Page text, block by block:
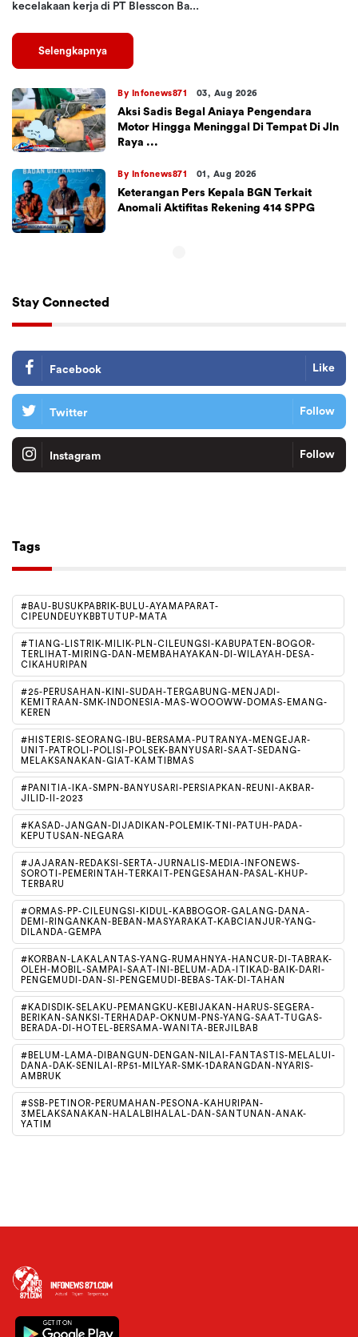
kecelakaan kerja di PT Blesscon Ba...
Selengkapnya
By Infonews871 03, Aug 2026
Aksi Sadis Begal Aniaya Pengendara
Motor Hingga Meninggal Di Tempat Di Jln
Raya ...
By Infonews871 01, Aug 2026
Keterangan Pers Kepala BGN Terkait
Anomali Aktifitas Rekening 414 SPPG
Stay Connected
Facebook Like
Twitter Follow
Instagram Follow
Tags
#BAU-BUSUKPABRIK-BULU-AYAMAPARAT-
CIPEUNDEUYKBBTUTUP-MATA
#TIANG-LISTRIK-MILIK-PLN-CILEUNGSI-KABUPATEN-BOGOR-
TERLIHAT-MIRING-DAN-MEMBAHAYAKAN-DI-WILAYAH-DESA-
CIKAHURIPAN
#25-PERUSAHAN-KINI-SUDAH-TERGABUNG-MENJADI-
KEMITRAAN-SMK-INDONESIA-MAS-WOOOWW-DOMAS-EMANG-
KEREN
#HISTERIS-SEORANG-IBU-BERSAMA-PUTRANYA-MENGEJAR-
UNIT-PATROLI-POLISI-POLSEK-BANYUSARI-SAAT-SEDANG-
MELAKSANAKAN-GIAT-KAMTIBMAS
#PANITIA-IKA-SMPN-BANYUSARI-PERSIAPKAN-REUNI-AKBAR-
JILID-II-2023
#KASAD-JANGAN-DIJADIKAN-POLEMIK-TNI-PATUH-PADA-
KEPUTUSAN-NEGARA
#JAJARAN-REDAKSI-SERTA-JURNALIS-MEDIA-INFONEWS-
SOROTI-PEMERINTAH-TERKAIT-PENGESAHAN-PASAL-KHUP-
TERBARU
#ORMAS-PP-CILEUNGSI-KIDUL-KABBOGOR-GALANG-DANA-
DEMI-RINGANKAN-BEBAN-MASYARAKAT-KABCIANJUR-YANG-
DILANDA-GEMPA
#KORBAN-LAKALANTAS-YANG-RUMAHNYA-HANCUR-DI-TABRAK-
OLEH-MOBIL-SAMPAI-SAAT-INI-BELUM-ADA-ITIKAD-BAIK-DARI-
PENGEMUDI-DAN-SI-PENGEMUDI-BEBAS-TAK-DI-TAHAN
#KADISDIK-SELAKU-PEMANGKU-KEBIJAKAN-HARUS-SEGERA-
BERIKAN-SANKSI-TERHADAP-OKNUM-PNS-YANG-SAAT-TUGAS-
BERADA-DI-HOTEL-BERSAMA-WANITA-BERJILBAB
#BELUM-LAMA-DIBANGUN-DENGAN-NILAI-FANTASTIS-MELALUI-
DANA-DAK-SENILAI-RP51-MILYAR-SMK-1DARANGDAN-NYARIS-
AMBRUK
#SSB-PETINOR-PERUMAHAN-PESONA-KAHURIPAN-
3MELAKSANAKAN-HALALBIHALAL-DAN-SANTUNAN-ANAK-
YATIM